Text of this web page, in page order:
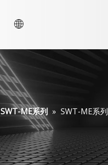
SWT-ME系列 » SWT-ME系列